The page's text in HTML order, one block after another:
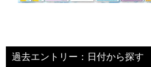
過去エントリー：日付から探す